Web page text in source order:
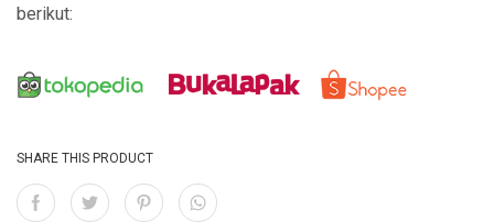
berikut:
SHARE THIS PRODUCT